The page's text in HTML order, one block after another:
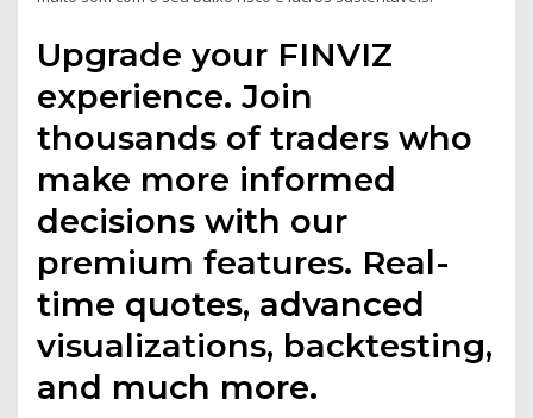
Upgrade your FINVIZ
experience. Join
thousands of traders who
make more informed
decisions with our
premium features. Real-
time quotes, advanced
visualizations, backtesting,
and much more.